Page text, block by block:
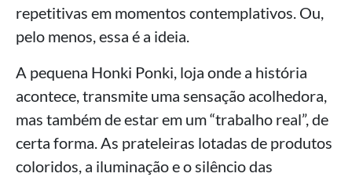
repetitivas em momentos contemplativos. Ou,
pelo menos, essa é a ideia.
A pequena Honki Ponki, loja onde a história
acontece, transmite uma sensação acolhedora,
mas também de estar em um “trabalho real”, de
certa forma. As prateleiras lotadas de produtos
coloridos, a iluminação e o silêncio das